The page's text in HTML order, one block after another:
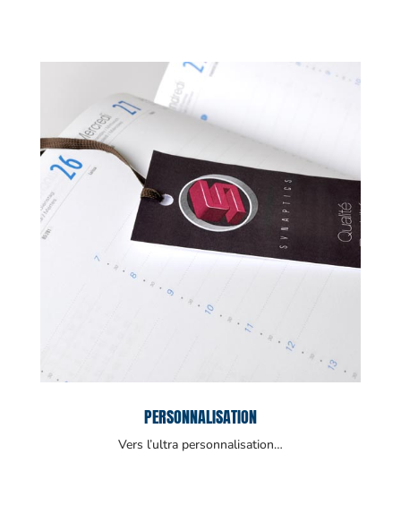
PERSONNALISATION
Vers l’ultra personnalisation…